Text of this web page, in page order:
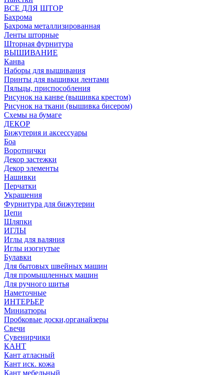
ВСЕ ДЛЯ ШТОР
Бахрома
Бахрома металлизированная
Ленты шторные
Шторная фурнитура
ВЫШИВАНИЕ
Канва
Наборы для вышивания
Принты для вышивки лентами
Пяльцы, приспособления
Рисунок на канве (вышивка крестом)
Рисунок на ткани (вышивка бисером)
Схемы на бумаге
ДЕКОР
Бижутерия и аксессуары
Боа
Воротнички
Декор застежки
Декор элементы
Нашивки
Перчатки
Украшения
Фурнитура для бижутерии
Цепи
Шляпки
ИГЛЫ
Иглы для валяния
Иглы изогнутые
Булавки
Для бытовых швейных машин
Для промышленных машин
Для ручного шитья
Наметочные
ИНТЕРЬЕР
Миниатюры
Пробковые доски,органайзеры
Свечи
Сувенирчики
КАНТ
Кант атласный
Кант иск. кожа
Кант мебельный